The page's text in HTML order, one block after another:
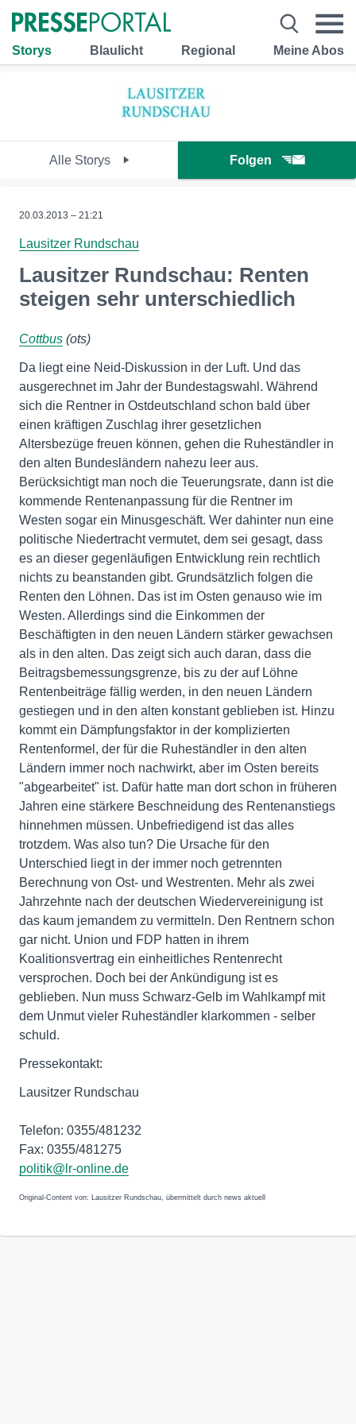
Storys Blaulicht Regional Meine Abos
Alle Storys Folgen
20.03.2013 – 21:21
Lausitzer Rundschau
Lausitzer Rundschau: Renten
steigen sehr unterschiedlich
Cottbus (ots)
Da liegt eine Neid-Diskussion in der Luft. Und das
ausgerechnet im Jahr der Bundestagswahl. Während
sich die Rentner in Ostdeutschland schon bald über
einen kräftigen Zuschlag ihrer gesetzlichen
Altersbezüge freuen können, gehen die Ruheständler in
den alten Bundesländern nahezu leer aus.
Berücksichtigt man noch die Teuerungsrate, dann ist die
kommende Rentenanpassung für die Rentner im
Westen sogar ein Minusgeschäft. Wer dahinter nun eine
politische Niedertracht vermutet, dem sei gesagt, dass
es an dieser gegenläufigen Entwicklung rein rechtlich
nichts zu beanstanden gibt. Grundsätzlich folgen die
Renten den Löhnen. Das ist im Osten genauso wie im
Westen. Allerdings sind die Einkommen der
Beschäftigten in den neuen Ländern stärker gewachsen
als in den alten. Das zeigt sich auch daran, dass die
Beitragsbemessungsgrenze, bis zu der auf Löhne
Rentenbeiträge fällig werden, in den neuen Ländern
gestiegen und in den alten konstant geblieben ist. Hinzu
kommt ein Dämpfungsfaktor in der komplizierten
Rentenformel, der für die Ruheständler in den alten
Ländern immer noch nachwirkt, aber im Osten bereits
"abgearbeitet" ist. Dafür hatte man dort schon in früheren
Jahren eine stärkere Beschneidung des Rentenanstiegs
hinnehmen müssen. Unbefriedigend ist das alles
trotzdem. Was also tun? Die Ursache für den
Unterschied liegt in der immer noch getrennten
Berechnung von Ost- und Westrenten. Mehr als zwei
Jahrzehnte nach der deutschen Wiedervereinigung ist
das kaum jemandem zu vermitteln. Den Rentnern schon
gar nicht. Union und FDP hatten in ihrem
Koalitionsvertrag ein einheitliches Rentenrecht
versprochen. Doch bei der Ankündigung ist es
geblieben. Nun muss Schwarz-Gelb im Wahlkampf mit
dem Unmut vieler Ruheständler klarkommen - selber
schuld.
Pressekontakt:
Lausitzer Rundschau
Telefon: 0355/481232
Fax: 0355/481275
politik@lr-online.de
Original-Content von: Lausitzer Rundschau, übermittelt durch news aktuell